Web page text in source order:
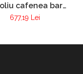
cafenea bar
cadru lemn
Pur 255
677,19 Lei